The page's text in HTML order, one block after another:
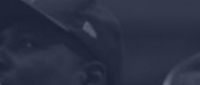
与我们合作
新闻